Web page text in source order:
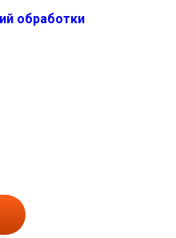
обработки